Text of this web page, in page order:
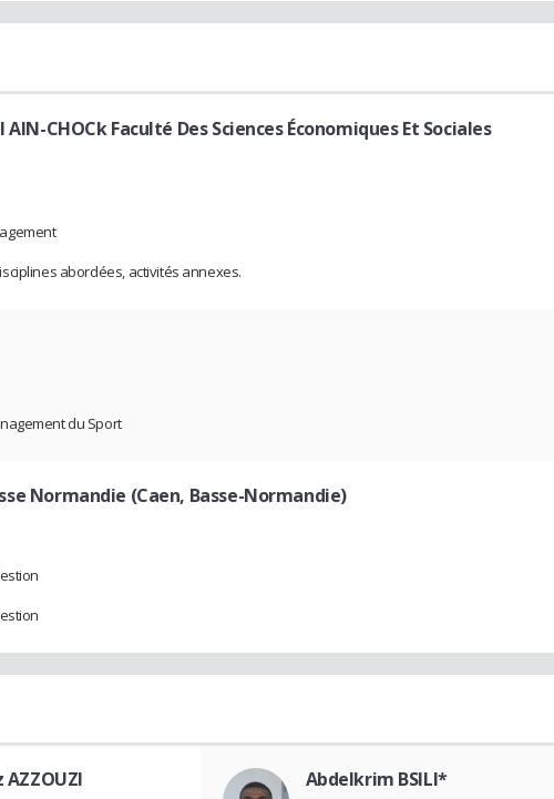
CHOCk Faculté Des Sciences Économiques Et Sociales
abordées, activités annexes.
du Sport
Normandie (Caen, Basse-Normandie)
Abdelkrim BSILI*